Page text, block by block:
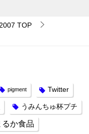
TOP
pigment Twitter
うみんちゅ杯プチ
るか食品